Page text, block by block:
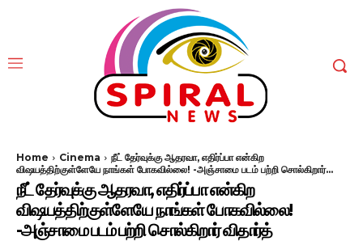
Home Cinema
நீட் தேர்வுக்கு ஆதரவா, எதிர்ப்பா என்கிற
விஷயத்திற்குள்ளேயே நாங்கள் போகவில்லை! -அஞ்சாமை படம் பற்றி சொல்கிறார்...
நீட் தேர்வுக்கு ஆதரவா, எதிர்ப்பா என்கிற
விஷயத்திற்குள்ளேயே நாங்கள் போகவில்லை!
-அஞ்சாமை படம் பற்றி சொல்கிறார் விதார்த்